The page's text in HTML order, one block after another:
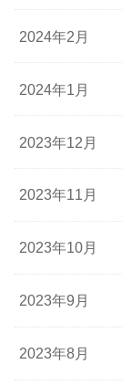
2024年2月
2024年1月
2023年12月
2023年11月
2023年10月
2023年9月
2023年8月